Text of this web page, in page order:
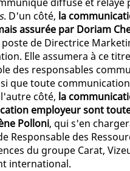
. D'un côté, la
assurée par Doriam
de Directrice
Elle assumera à ce
des responsables
que toute
côté, la
employeur sont
Polloni, qui s'en
Responsable des
du groupe Carat,
international.